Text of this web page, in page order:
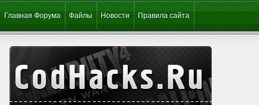
Главная Форума Файлы Новости Правила сайта